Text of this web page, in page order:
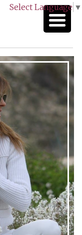
Select Language ▼